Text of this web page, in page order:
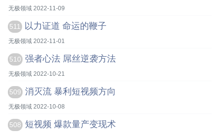
无极领域 2022-11-09
511 以力证道 命运的鞭子
无极领域 2022-11-01
510 强者心法 屌丝逆袭方法
无极领域 2022-10-21
509 消灭流 暴利短视频方向
无极领域 2022-10-08
508 短视频 爆款量产变现术